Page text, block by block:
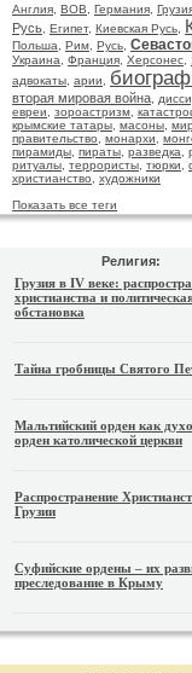
Англия ВОВ Германия
Русь Египет, Киевская Русь
Польша
Рим Русь
Украина
Франция Херсонес
адвокаты арии
вторая мировая война
евреи
зороастризм
крымские татары масоны
правительство
монархи
пирамиды пираты разведка
ритуалы террористы тюрки
христианство
художники
Показать все теги
Религия:
Грузия в IV веке:
христианства и
обстановка
Тайна гробницы Святого
Мальтийский орден как
орден католической церкви
Распространение
Грузии
Суфийские ордены – их
преследование в Крыму